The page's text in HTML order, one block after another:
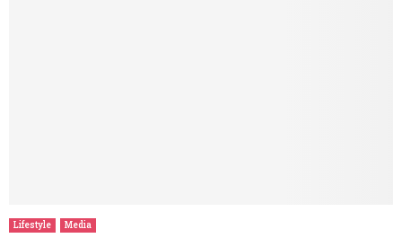
Lifestyle Media